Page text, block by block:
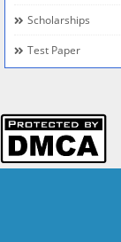
Scholarships
Test Paper